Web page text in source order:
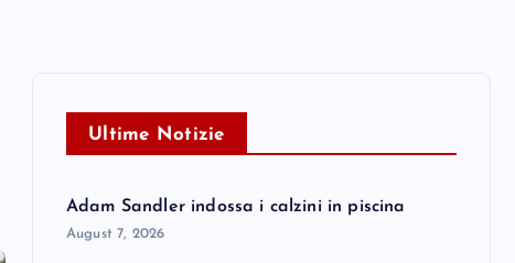
Ultime Notizie
Adam Sandler indossa i calzini in piscina
August 7, 2026